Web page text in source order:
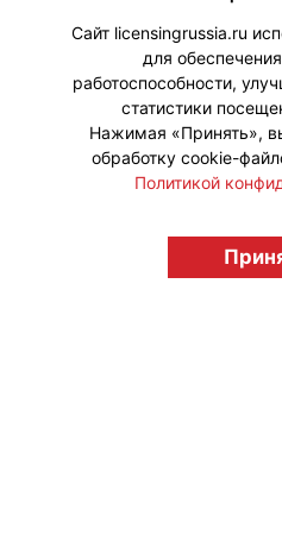
яркие проекты!
#ПродвижениеБренда
licensingrussia.ru,
Сайт licensingrussia.ru
для
работоспособности,
статистики
Нажимая «Принять»,
обработку cookie-
Политикой